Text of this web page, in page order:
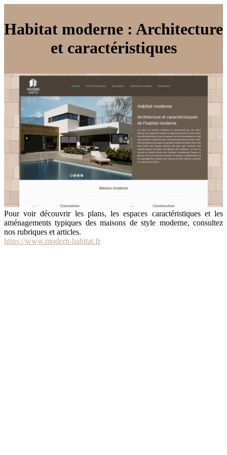
Habitat moderne : Architecture
et caractéristiques
Pour voir découvrir les plans, les espaces caractéristiques et les
aménagements typiques des maisons de style moderne, consultez
nos rubriques et articles.
https://www.modern-habitat.fr